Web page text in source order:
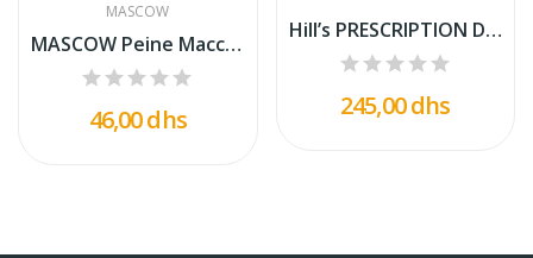
MASCOW
MASCOW Peine Maccota 21 Cm Surt
46,00 dhs
Hill’s PRESCRIPTION DIET L/d LIVER CARE Aliment...
245,00 dhs